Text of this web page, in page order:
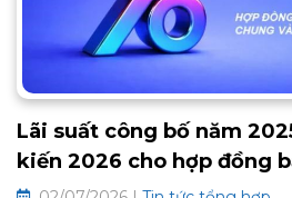
Lãi suất công bố năm
kiến 2026 cho hợp đồng
chung và hưu trí tự nguyện